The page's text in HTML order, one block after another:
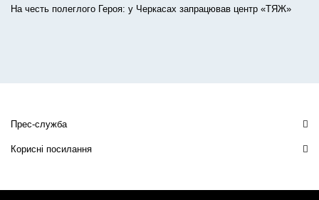
На честь полеглого Героя: у Черкасах запрацював центр «ТЯЖ»
Прес-служба
Корисні посилання